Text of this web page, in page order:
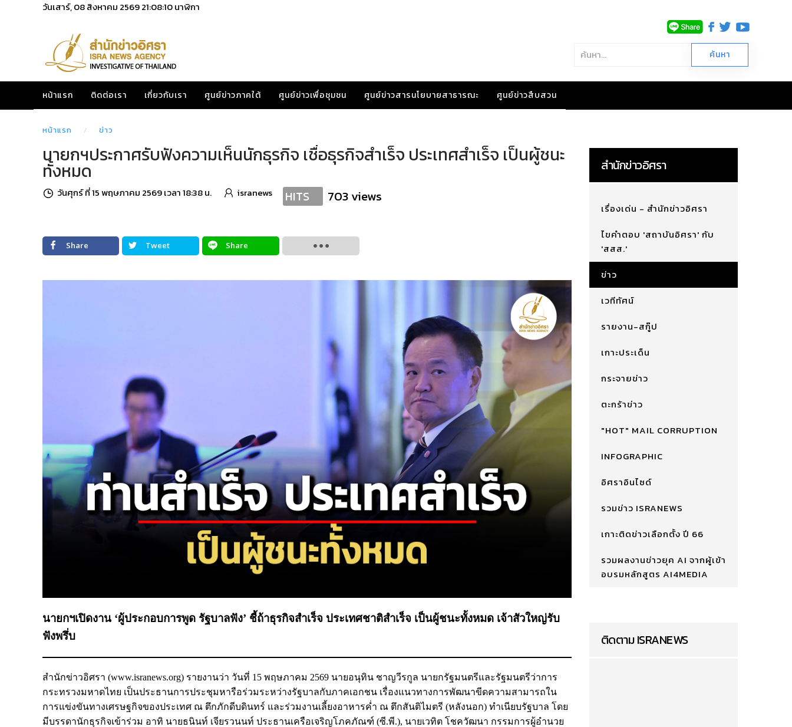
วันเสาร์, 08 สิงหาคม 256921:08:11นาฬิกา
หน้าแรก ติดต่อเรา เกี่ยวกับเรา ศูนย์ข่าวภาคใต้ ศูนย์ข่าวเพื่อชุมชน ศูนย์ข่าวสารนโยบายสาธารณะ ศูนย์ข่าวสืบสวน
หน้าแรก ข่าว
นายกฯประกาศรับฟังความเห็นนักธุรกิจ เชื่อธุรกิจสำเร็จ ประเทศสำเร็จ เป็นผู้ชนะ
ทั้งหมด
วันศุกร์ ที่ 15 พฤษภาคม 2569 เวลา 18:38 น. isranews HITS 703 views
Share Tweet Share
นายกฯเปิดงาน ‘ผู้ประกอบการพูด รัฐบาลฟัง’ ชี้ถ้าธุรกิจสำเร็จ ประเทศชาติสำเร็จ เป็นผู้ชนะทั้งหมด เจ้าสัวใหญ่รับ
ฟังพรึ่บ
สำนักข่าวอิศรา (www.isranews.org) รายงานว่า วันที่ 15 พฤษภาคม 2569 นายอนุทิน ชาญวีรกูล นายกรัฐมนตรีและรัฐมนตรีว่าการ
กระทรวงมหาดไทย เป็นประธานการประชุมหารือร่วมระหว่างรัฐบาลกับภาคเอกชน เรื่องแนวทางการพัฒนาขีดความสามารถใน
การแข่งขันทางเศรษฐกิจของประเทศ ณ ตึกภักดีบดินทร์ และร่วมงานเลี้ยงอาหารค่ำ ณ ตึกสันติไมตรี (หลังนอก) ทำเนียบรัฐบาล โดย
มีบรรดานักธุรกิจเข้าร่วม อาทิ นายธนินท์ เจียรวนนท์ ประธานเครือเจริญโภคภัณฑ์ (ซี.พี.), นายเวทิต โชควัฒนา กรรมการผู้อำนวย
สำนักข่าวอิศรา
เรื่องเด่น - สำนักข่าวอิศรา
ไขคำตอบ 'สถาบันอิศรา' กับ
'สสส.'
ข่าว
เวทีทัศน์
รายงาน-สกู๊ป
เกาะประเด็น
กระจายข่าว
ตะกร้าข่าว
"HOT" MAIL CORRUPTION
INFOGRAPHIC
อิศราอินไซด์
รวมข่าว ISRANEWS
เกาะติดข่าวเลือกตั้ง ปี 66
รวมผลงานข่าวยุค AI จากผู้เข้า
อบรมหลักสูตร AI4MEDIA
ติดตาม ISRANEWS